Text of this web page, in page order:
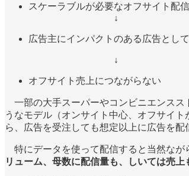
スケーラブルが必要なオフサイト配
↓
広告主にインパクトのある広告とし
↓
オフサイト売上につながらない
一部の大手スーパーやコンビニエンスス
うなモデル（オンサイト中心、オフサイ
ら、広告を受注しても想定以上に広告を配
特にデータを使って配信すると当然なが
リューム、母数に配信量も、しいては売上